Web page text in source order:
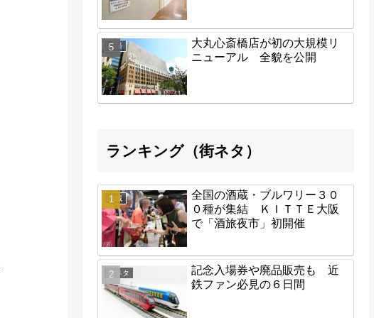
経済
大丸心斎橋店が初の大規模リ
ニューアル 全貌を公開
ランキング（街ネタ）
地域
全国の酒蔵・ブルワリー３０
０種が集結 ＫＩＴＴＥ大阪
で「酒旅夜市」初開催
街ネタ
記念入場券や廃品販売も 近
鉄ファン必見の６日間